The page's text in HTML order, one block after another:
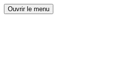
Ouvrir le menu